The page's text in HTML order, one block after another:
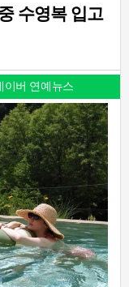
수영복 입고
이버 연예뉴스